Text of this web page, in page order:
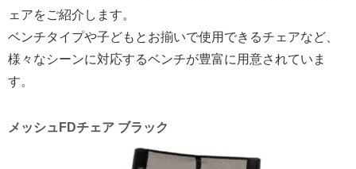
ェアをご紹介します。
ベンチタイプや子どもとお揃いで使用できるチェアなど、
様々なシーンに対応するベンチが豊富に用意されていま
す。
メッシュFDチェア ブラック